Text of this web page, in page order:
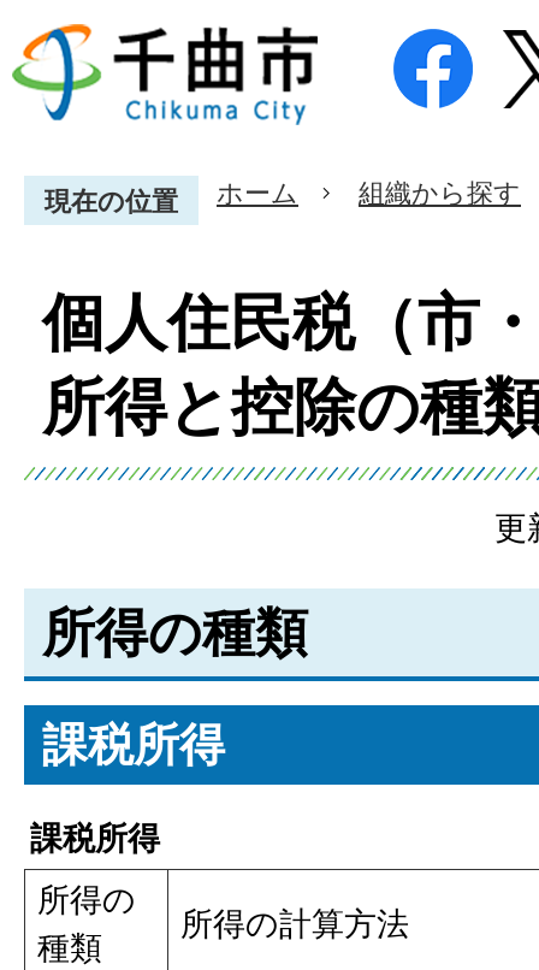
現在の位置 ホーム 組織から探す
個人住民税（市
所得と控除の種
更
所得の種類
課税所得
課税所得
所得の
種類
所得の計算方法